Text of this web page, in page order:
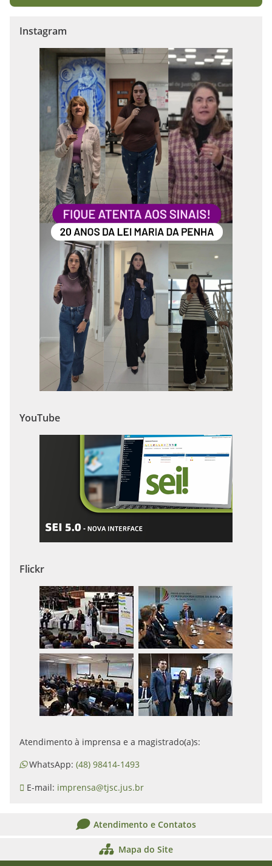
Instagram
YouTube
Flickr
Atendimento à imprensa e a magistrado(a)s:
WhatsApp: (48) 98414-1493
E-mail: imprensa@tjsc.jus.br
Atendimento e Contatos
Mapa do Site